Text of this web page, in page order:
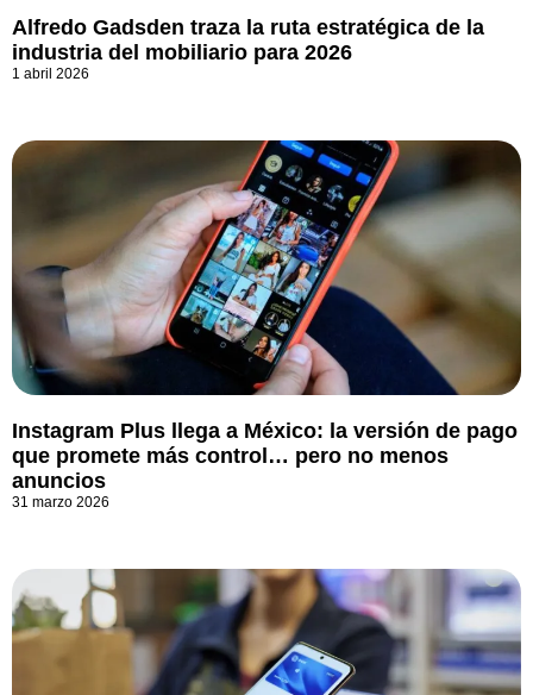
Alfredo Gadsden traza la ruta estratégica de la
industria del mobiliario para 2026
1 abril 2026
Instagram Plus llega a México: la versión de pago
que promete más control… pero no menos
anuncios
31 marzo 2026